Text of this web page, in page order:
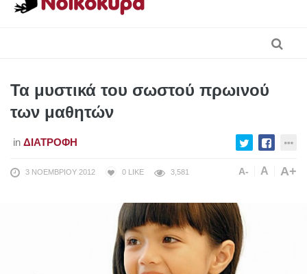
Τα μυστικά του σωστού πρωινού
των μαθητών
in ΔΙΑΤΡΟΦΉ
3 ΝΟΕΜΒΡΊΟΥ 2012 0 LIKE 3,581 A- A A+